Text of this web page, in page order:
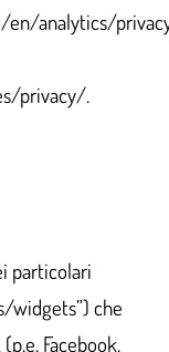
analytics/
privacy/.
particolari
widgets”) che
Facebook,